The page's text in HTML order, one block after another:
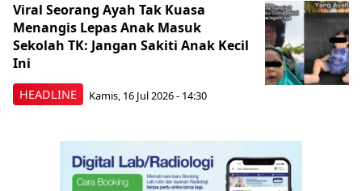
HEADLINE
Viral Seorang Ayah Tak Kuasa
Menangis Lepas Anak Masuk
Sekolah TK: Jangan Sakiti Anak Kecil
Ini
Kamis, 16 Jul 2026 - 14:30